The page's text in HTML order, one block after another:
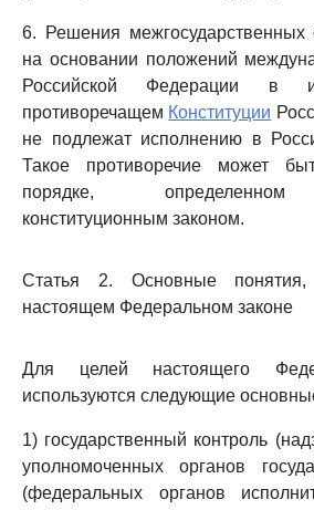
6. Решения межгосударственных
на основании положений
Российской Федерации в
противоречащем Конституции
не подлежат исполнению в
Такое противоречие может
порядке,
конституционным законом.
Статья 2. Основные
настоящем Федеральном законе
Для целей настоящего
используются следующие
1) государственный контроль
уполномоченных органов
(федеральных органов